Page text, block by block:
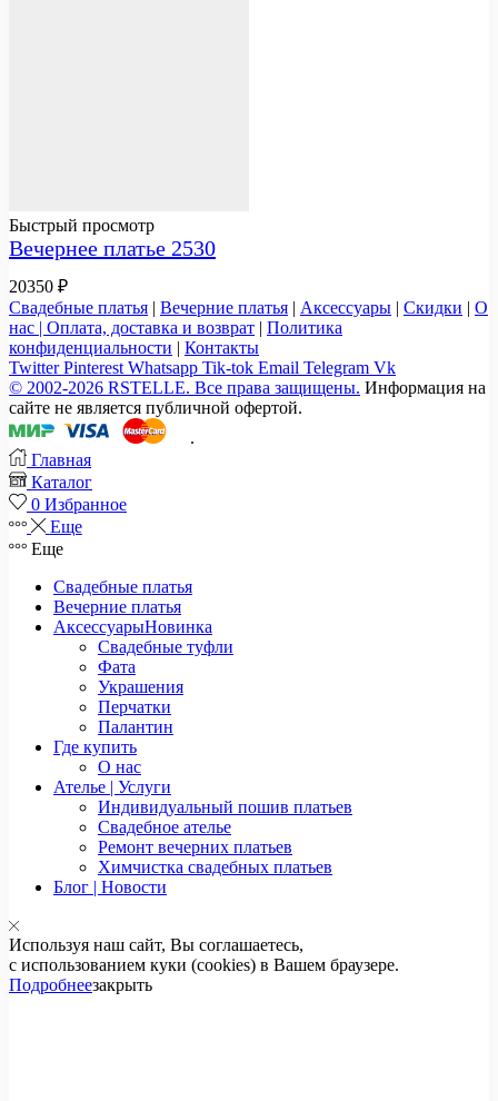
Быстрый просмотр
Вечернее платье 2530
20350 ₽
Свадебные платья | Вечерние платья | Аксессуары | Скидки | О
нас | Оплата, доставка и возврат | Политика
конфиденциальности | Контакты
Twitter Pinterest Whatsapp Tik-tok Email Telegram Vk
© 2002-2026 RSTELLE. Все права защищены. Информация на
сайте не является публичной офертой.
.
Главная
Каталог
0 Избранное
Еще
Еще
Свадебные платья
Вечерние платья
АксессуарыНовинка
Свадебные туфли
Фата
Украшения
Перчатки
Палантин
Где купить
О нас
Ателье | Услуги
Индивидуальный пошив платьев
Свадебное ателье
Ремонт вечерних платьев
Химчистка свадебных платьев
Блог | Новости
Используя наш сайт, Вы соглашаетесь,
с использованием куки (cookies) в Вашем браузере.
Подробнеезакрыть